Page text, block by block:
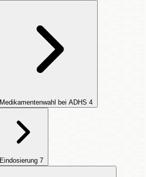
Medikamentenwahl bei ADHS 4
Eindosierung 7